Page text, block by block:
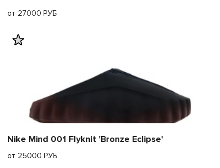
от 27000 РУБ
Nike Mind 001 Flyknit 'Bronze Eclipse'
от 25000 РУБ